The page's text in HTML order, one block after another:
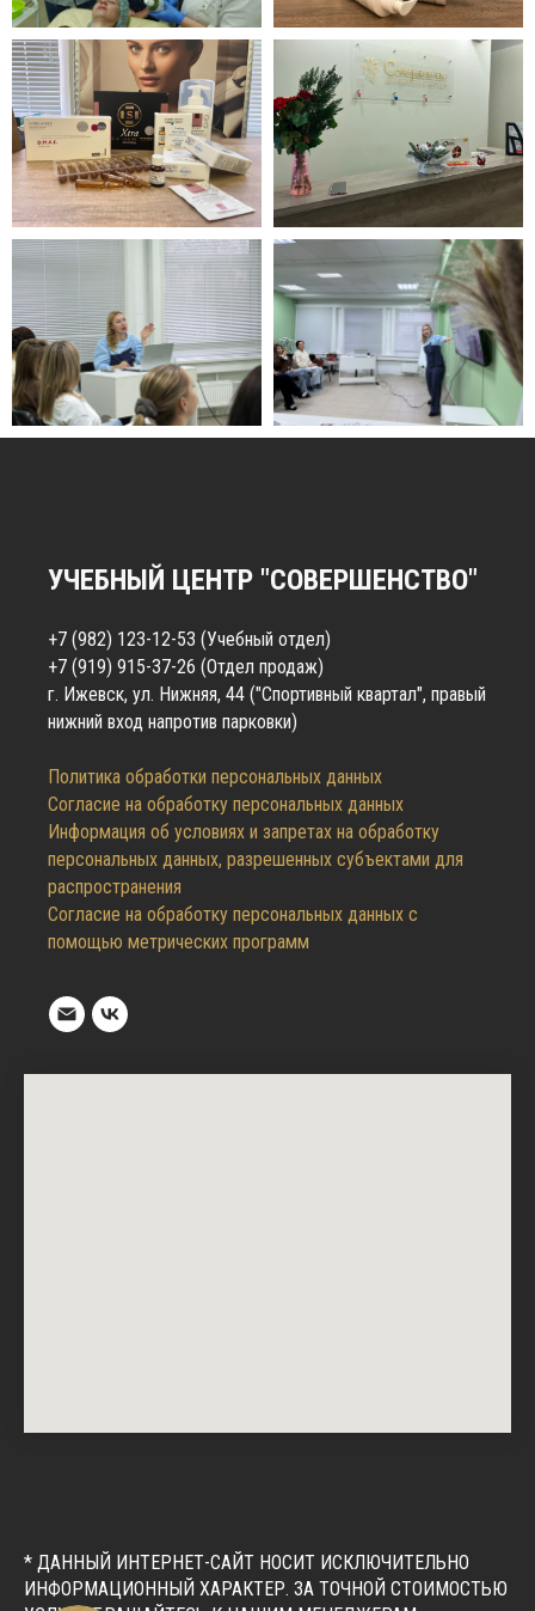
УЧЕБНЫЙ ЦЕНТР "СОВЕРШЕНСТВО"
+7 (982) 123-12-53 (Учебный отдел)
+7 (919) 915-37-26 (Отдел продаж)
г. Ижевск, ул. Нижняя, 44 ("Спортивный квартал", правый
нижний вход напротив парковки)
Политика обработки персональных данных
Согласие на обработку персональных данных
Информация об условиях и запретах на обработку
персональных данных, разрешенных субъектами для
распространения
Согласие на обработку персональных данных с
помощью метрических программ
* ДАННЫЙ ИНТЕРНЕТ-САЙТ НОСИТ ИСКЛЮЧИТЕЛЬНО
ИНФОРМАЦИОННЫЙ ХАРАКТЕР. ЗА ТОЧНОЙ СТОИМОСТЬЮ